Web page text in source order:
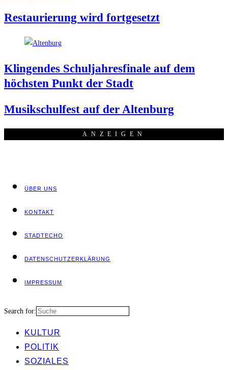
Restau­rie­rung wird fortgesetzt
Klin­gen­des Schul­jah­res­fi­na­le auf dem
höchs­ten Punkt der Stadt
Musik­schul­fest auf der Altenburg
ANZEI­GEN
ÜBER UNS
KON­TAKT
STADT­ECHO
DATEN­SCHUTZ­ER­KLÄ­RUNG
IMPRES­SUM
Search for:
KUL­TUR
POLI­TIK
SOZIA­LES